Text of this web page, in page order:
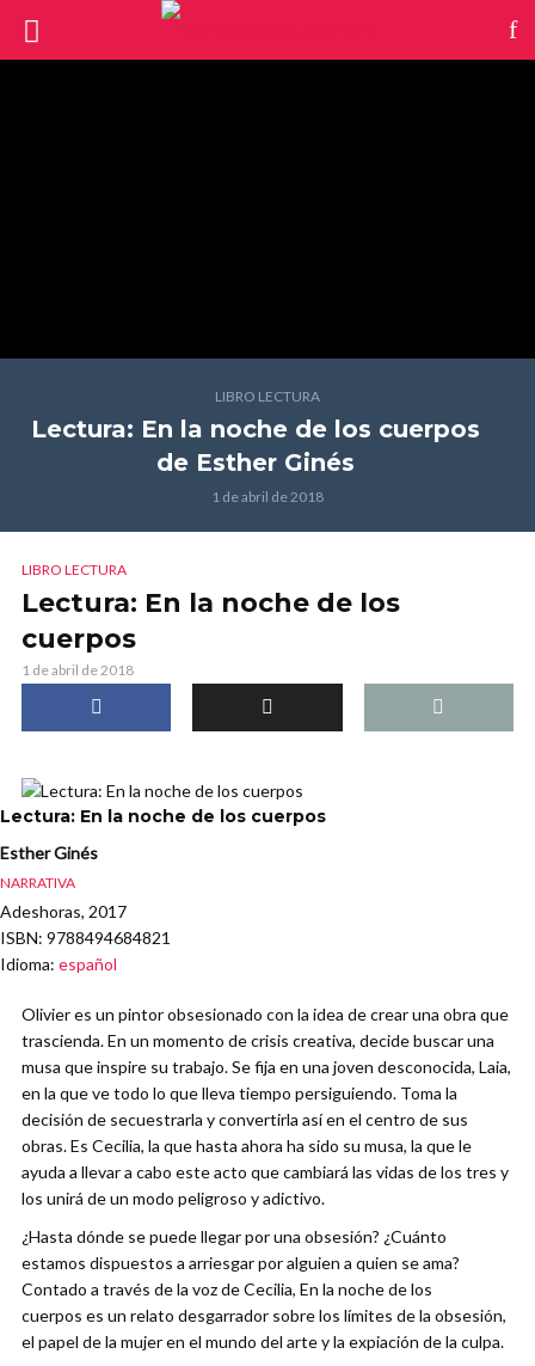
LIBRO LECTURA
Lectura: En la noche de los cuerpos
de Esther Ginés
1 de abril de 2018
LIBRO LECTURA
Lectura: En la noche de los
cuerpos
1 de abril de 2018
Lectura: En la noche de los cuerpos
Esther Ginés
NARRATIVA
Adeshoras, 2017
ISBN: 9788494684821
Idioma: español
Olivier es un pintor obsesionado con la idea de crear una obra que
trascienda. En un momento de crisis creativa, decide buscar una
musa que inspire su trabajo. Se fija en una joven desconocida, Laia,
en la que ve todo lo que lleva tiempo persiguiendo. Toma la
decisión de secuestrarla y convertirla así en el centro de sus
obras. Es Cecilia, la que hasta ahora ha sido su musa, la que le
ayuda a llevar a cabo este acto que cambiará las vidas de los tres y
los unirá de un modo peligroso y adictivo.
¿Hasta dónde se puede llegar por una obsesión? ¿Cuánto
estamos dispuestos a arriesgar por alguien a quien se ama?
Contado a través de la voz de Cecilia, En la noche de los
cuerpos es un relato desgarrador sobre los límites de la obsesión,
el papel de la mujer en el mundo del arte y la expiación de la culpa.